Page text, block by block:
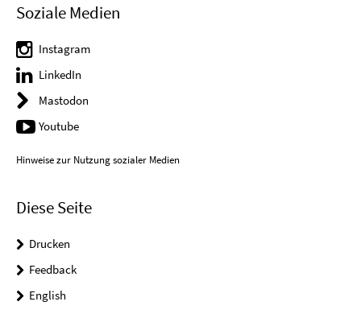
Soziale Medien
Instagram
LinkedIn
Mastodon
Youtube
Hinweise zur Nutzung sozialer Medien
Diese Seite
Drucken
Feedback
English